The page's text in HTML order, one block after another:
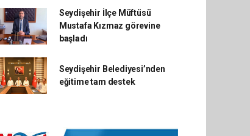
Seydişehir İlçe Müftüsü
Mustafa Kızmaz görevine
başladı
Seydişehir Belediyesi’nden
eğitime tam destek